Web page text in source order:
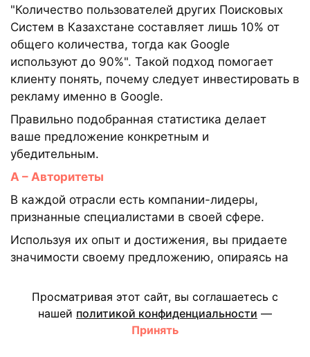
"Количество пользователей других Поисковых
Систем в Казахстане составляет лишь 10% от
общего количества, тогда как Google
используют до 90%". Такой подход помогает
клиенту понять, почему следует инвестировать в
рекламу именно в Google.
Правильно подобранная статистика делает
ваше предложение конкретным и
убедительным.
А – Авторитеты
В каждой отрасли есть компании-лидеры,
признанные специалистами в своей сфере.
Используя их опыт и достижения, вы придаете
значимости своему предложению, опираясь на
использовать примеры тех компаний, которые
являются авторитетами, в первую очередь, для
клиента с которым вы ведёте диалог, а не
Просматривая этот сайт, вы соглашаетесь с
нашей политикой конфиденциальности —
Принять